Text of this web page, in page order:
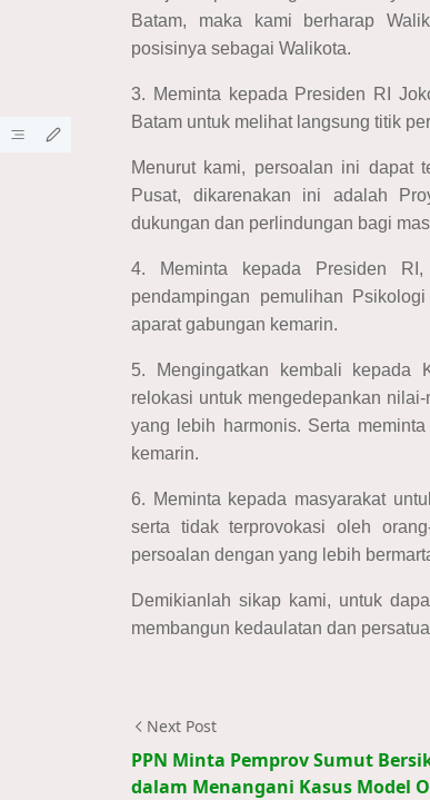
Batam, maka kami berharap
posisinya sebagai Walikota.
3. Meminta kepada Presiden RI
Batam untuk melihat langsung titik
Menurut kami, persoalan ini dapat
Pusat, dikarenakan ini adalah
dukungan dan perlindungan bagi
4. Meminta kepada Presiden
pendampingan pemulihan
aparat gabungan kemarin.
5. Mengingatkan kembali kepada
relokasi untuk mengedepankan
yang lebih harmonis. Serta
kemarin.
6. Meminta kepada masyarakat
serta tidak terprovokasi oleh
persoalan dengan yang lebih
Demikianlah sikap kami, untuk
membangun kedaulatan dan
Next Post
PPN Minta Pemprov Sumut
dalam Menangani Kasus Model